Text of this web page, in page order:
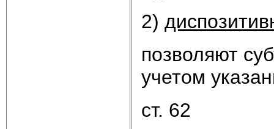
2)
позволяют
учетом
ст. 62